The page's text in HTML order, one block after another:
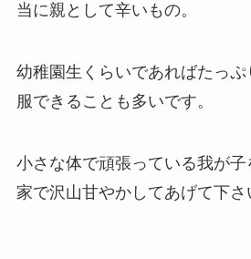
当に親として辛いもの。
幼稚園生くらいであればたっ
服できることも多いです。
小さな体で頑張っている我が
家で沢山甘やかしてあげて下さ